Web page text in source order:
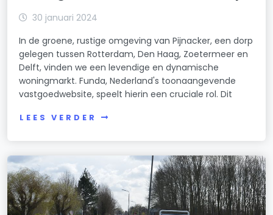
30 januari 2024
In de groene, rustige omgeving van Pijnacker, een dorp
gelegen tussen Rotterdam, Den Haag, Zoetermeer en
Delft, vinden we een levendige en dynamische
woningmarkt. Funda, Nederland's toonaangevende
vastgoedwebsite, speelt hierin een cruciale rol. Dit
LEES VERDER